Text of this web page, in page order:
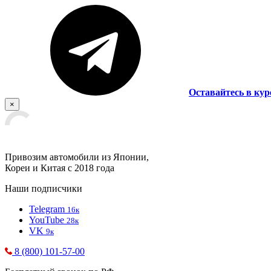
Оставайтесь в
×
Привозим автомобили из Японии,
Кореи и Китая с 2018 года
Наши подписчики
Telegram 16к
YouTube 28к
VK 9к
8 (800) 101-57-00